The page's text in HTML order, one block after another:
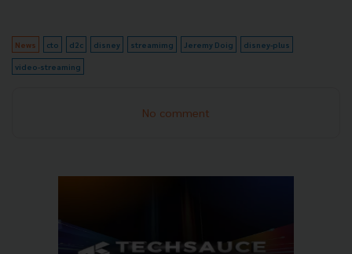
News cto d2c disney streamimg Jeremy Doig disney-plus
video-streaming
No comment